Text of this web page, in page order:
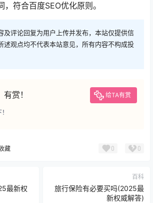
，符合百度SEO优化原则。
及评论回复为用户上传并发布，本站仅提供信
述观点均不代表本站意见，所有内容不构成投
赏！ 给TA有赏
藏 0 0
最新权
百科
旅行保险有必要买吗(2025最
新权威解答)